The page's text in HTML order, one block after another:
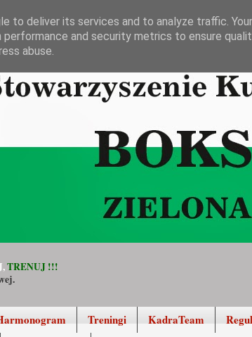
TRENUJ !!!
Treningi KadraTeam
to deliver its services and to analyze traffic.
performance and security metrics to ensure
abuse.